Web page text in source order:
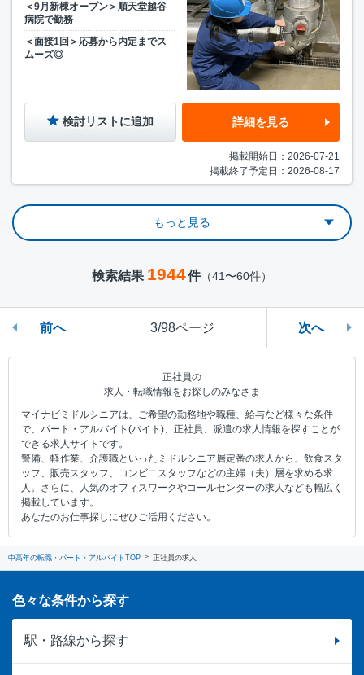
＜9月新棟オープン＞順天堂越谷
病院で勤務
＜面接1回＞応募から内定までス
ムーズ◎
検討リストに追加 詳細を見る
掲載開始日：2026-07-21
掲載終了予定日：2026-08-17
もっと見る
検索結果 1944件（41〜60件）
前へ 3/98ページ 次へ
正社員の
求人・転職情報をお探しのみなさま
マイナビミドルシニアは、ご希望の勤務地や職種、給与など様々な条件
で、パート・アルバイト(バイト)、正社員、派遣の求人情報を探すことが
できる求人サイトです。
警備、軽作業、介護職といったミドルシニア層定番の求人から、飲食スタ
ッフ、販売スタッフ、コンビニスタッフなどの主婦（夫）層を求める求
人。さらに、人気のオフィスワークやコールセンターの求人なども幅広く
掲載しています。
あなたのお仕事探しにぜひご活用ください。
中高年の転職・パート・アルバイトTOP 正社員の求人
色々な条件から探す
駅・路線から探す